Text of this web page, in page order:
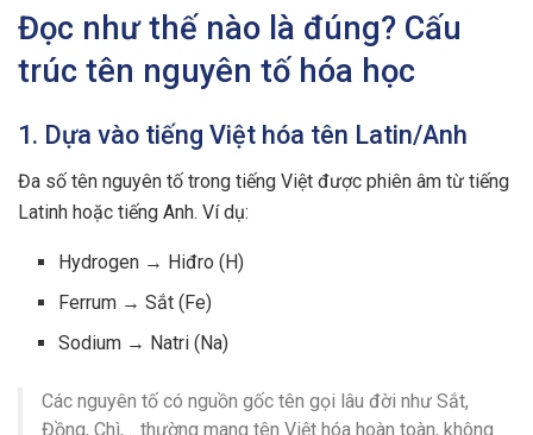
Đọc như thế nào là đúng? Cấu
trúc tên nguyên tố hóa học
1. Dựa vào tiếng Việt hóa tên Latin/Anh
Đa số tên nguyên tố trong tiếng Việt được phiên âm từ tiếng
Latinh hoặc tiếng Anh. Ví dụ:
Hydrogen → Hiđro (H)
Ferrum → Sắt (Fe)
Sodium → Natri (Na)
Các nguyên tố có nguồn gốc tên gọi lâu đời như Sắt,
Đồng, Chì,… thường mang tên Việt hóa hoàn toàn, không